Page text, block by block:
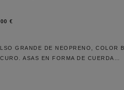
€
GRANDE DE NEOPRENO, COLOR
ASAS EN FORMA DE CUERDA…